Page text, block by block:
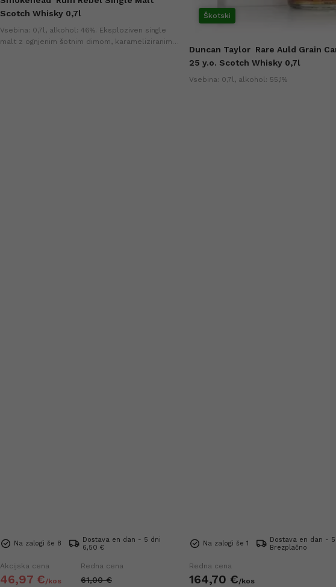
Scotch Whisky 0,7l
Vsebina: 0,7l, alkohol: 46%. Eksploziven single
malt z ognjenim šotnim dimom, karameliziranim
Na zalogi še 8
Dostava en dan - 5 dni
6,50 €
Akcijska cena
46,97 €/kos
Redna cena
61,00 €
Škotski
Duncan Taylor Rare Auld Grain
25 y.o. Scotch Whisky 0,7l
Vsebina: 0,7l, alkohol: 55,1%
Na zalogi še 1
Dostava en dan -
Brezplačno
Redna cena
164,70 €/kos